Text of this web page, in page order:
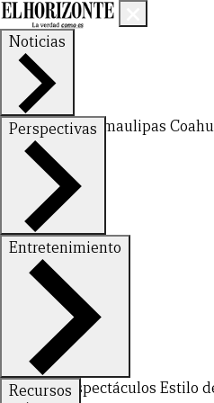
Noticias
Nuevo LeónTamaulipas
Perspectivas
FinanzasOpinión
Entretenimiento
DeportesEspectáculos Estilo
Recursos
CERRAR